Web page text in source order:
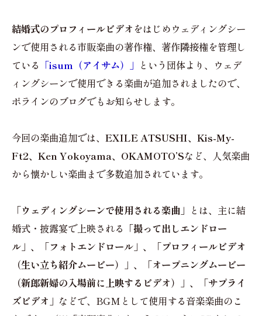
結婚式のプロフィールビデオ をはじめウェディングシー
ンで使用される市販楽曲の著作権、著作隣接権を管理し
ている 「isum（アイサム）」 という団体より、ウェデ
ィングシーンで使用できる楽曲が追加されましたので、
ポラインのブログでもお知らせします。
今回の楽曲追加では、 EXILE ATSUSHI、Kis-My-
Ft2、Ken Yokoyama、OKAMOTO’Sなど、人気楽曲
から懐かしい楽曲まで多数追加されています。
「ウェディングシーンで使用される楽曲」 とは、主に結
婚式・披露宴で上映される 「撮って出しエンドロー
ル」、「フォトエンドロール」、「プロフィールビデオ
（生い立ち紹介ムービー）」、「オープニングムービー
（新郎新婦の入場前に上映するビデオ）」、「サプライ
ズビデオ」 などで、BGMとして使用する音楽楽曲のこ